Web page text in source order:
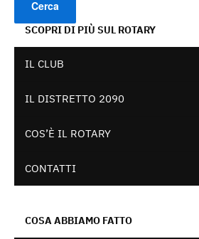
SCOPRI DI PIÙ SUL ROTARY
IL CLUB
IL DISTRETTO 2090
COS’È IL ROTARY
CONTATTI
COSA ABBIAMO FATTO